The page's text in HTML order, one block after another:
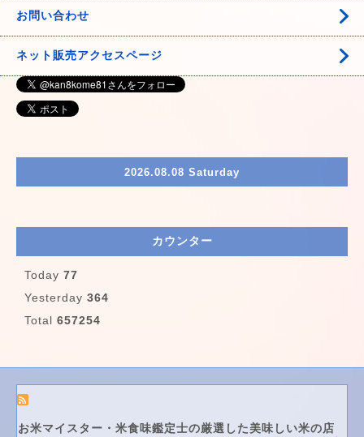
お問い合わせ
ネット販売アクセスページ
2026.08.08 Saturday
カウンター
Today 77
Yesterday 364
Total 657254
お米マイスター・米食味鑑定士の厳選した美味しい米の店